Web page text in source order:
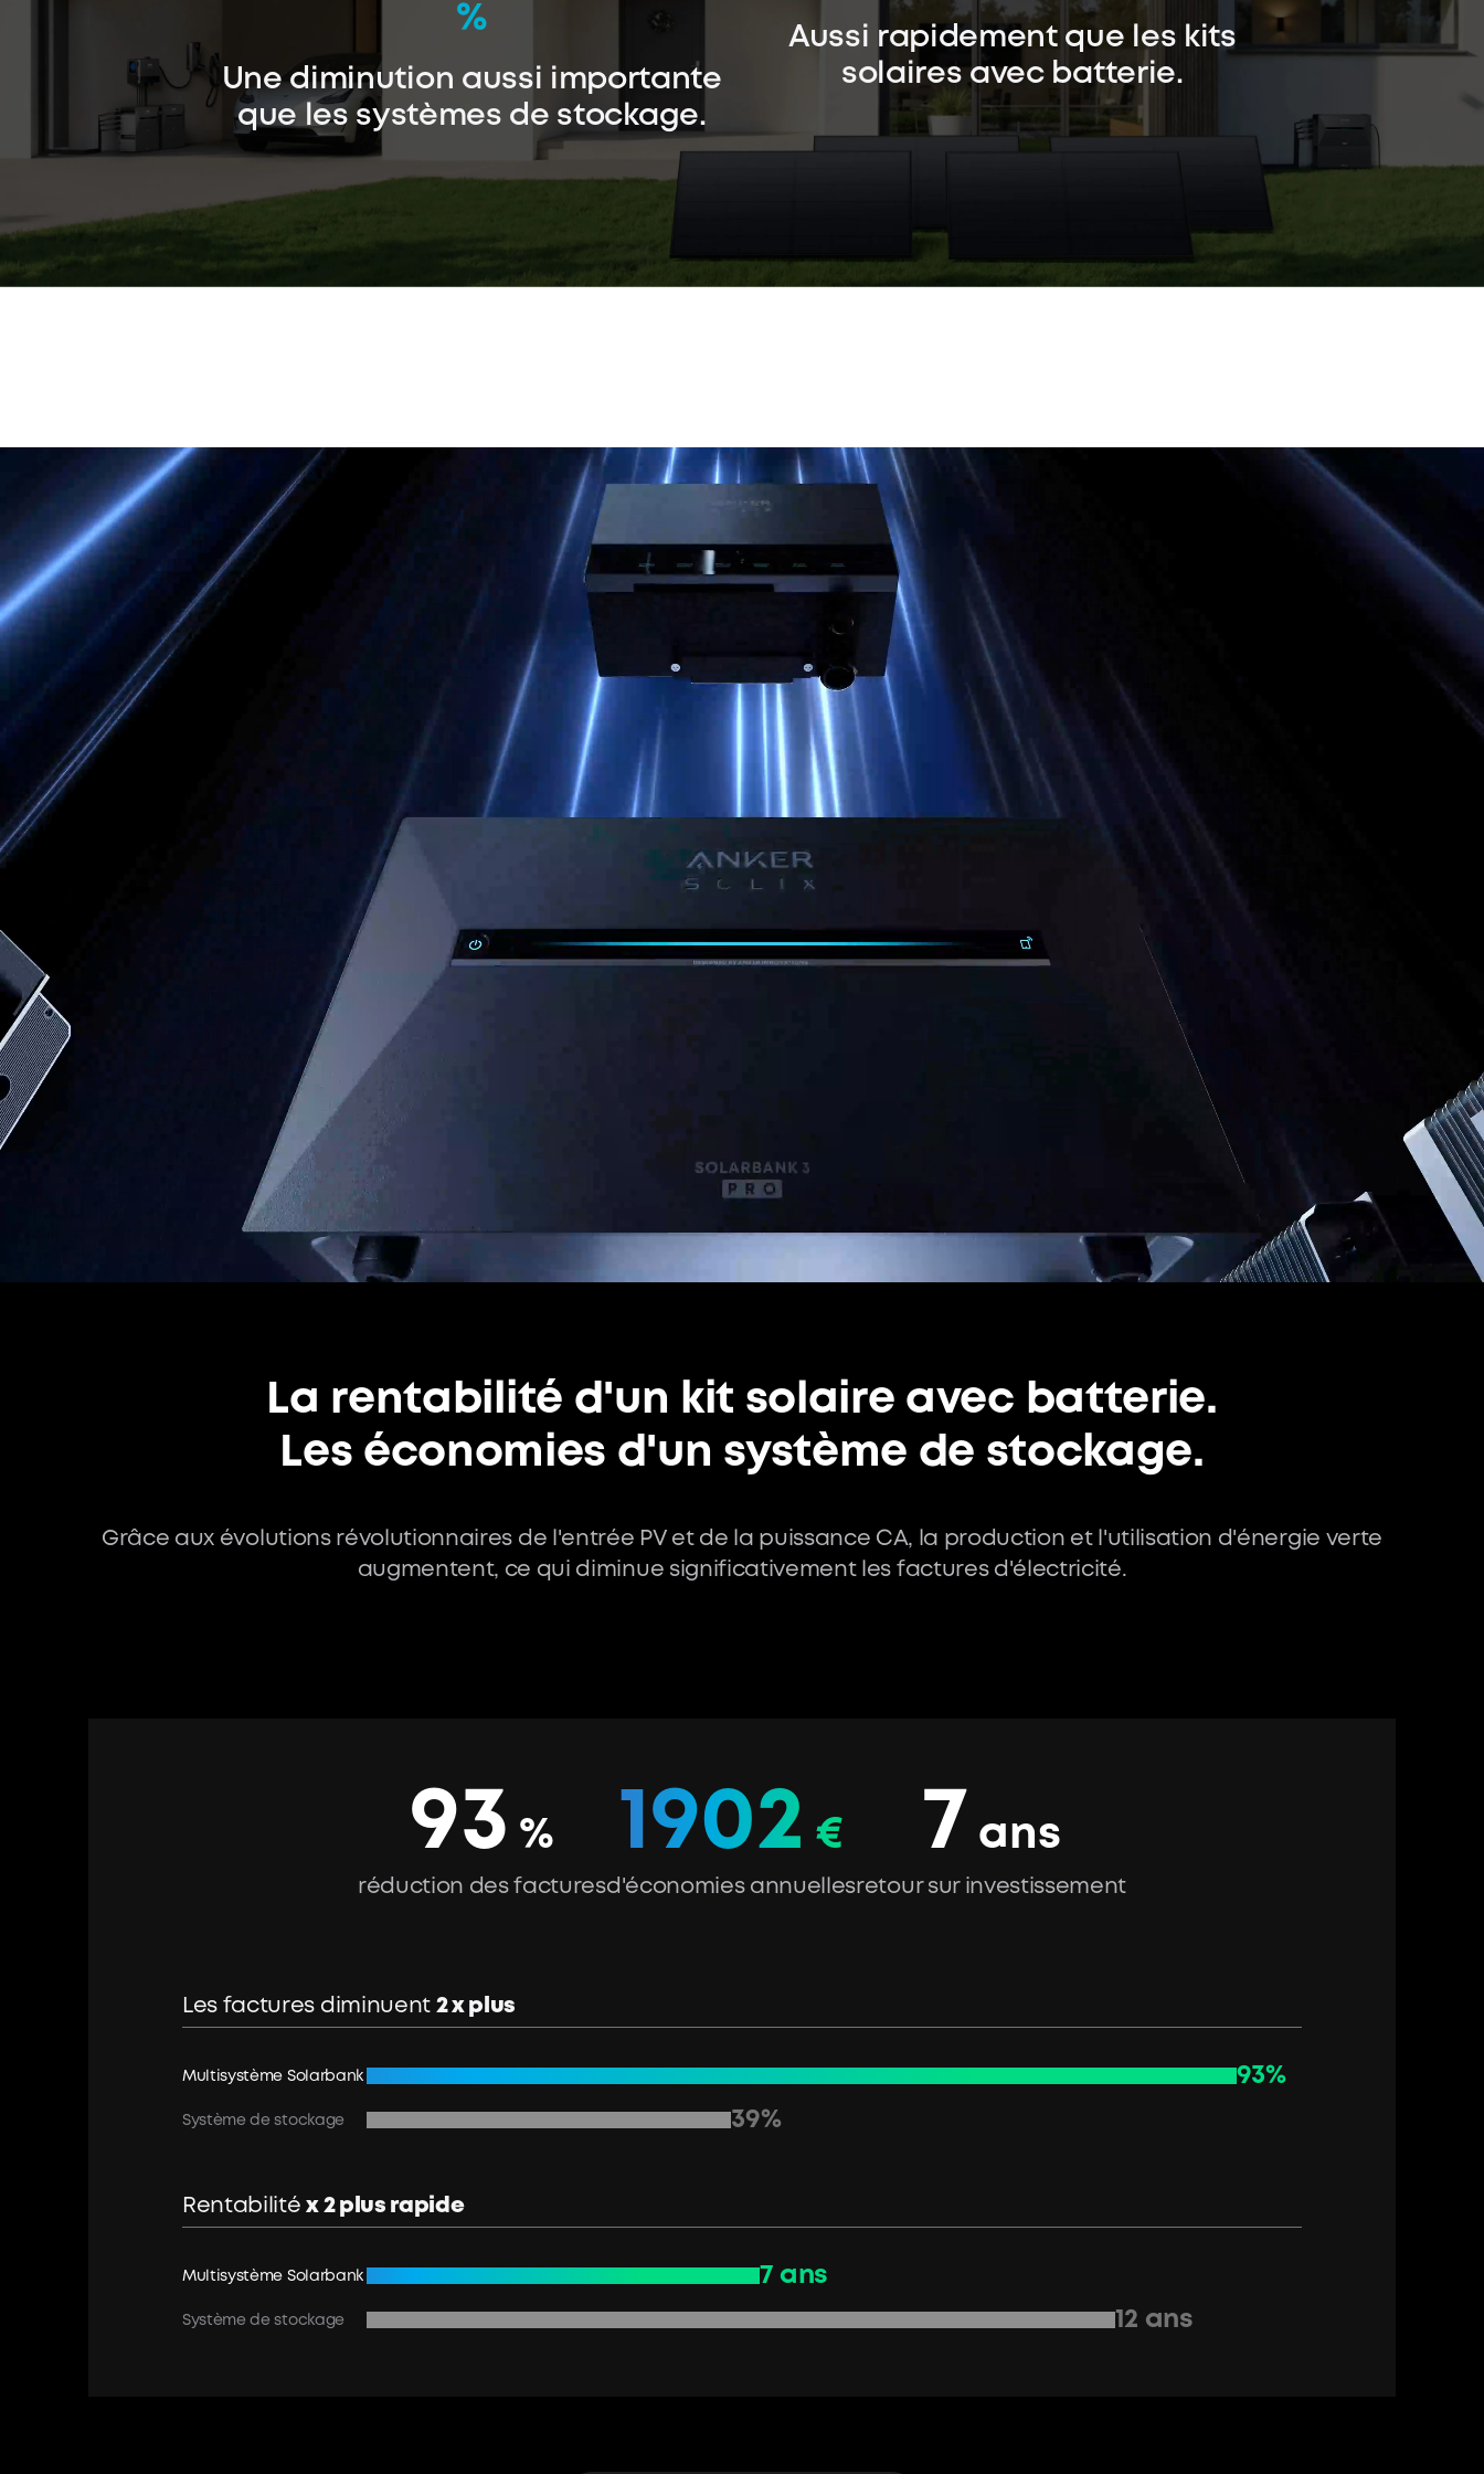
%
Une diminution aussi importante
que les systèmes de stockage.
Aussi rapidement que les kits
solaires avec batterie.
La rentabilité d'un kit solaire avec batterie.
Les économies d'un système de stockage.
Grâce aux évolutions révolutionnaires de l'entrée PV et de la puissance CA, la production et l'utilisation d'énergie verte
augmentent, ce qui diminue significativement les factures d'électricité.
93 %
réduction des factures
1902 €
d'économies annuelles
7 ans
retour sur investissement
Les factures diminuent 2 x plus
Multisystème Solarbank 93%
Système de stockage 39%
Rentabilitéx 2 plus rapide
Multisystème Solarbank 7 ans
Système de stockage 12 ans